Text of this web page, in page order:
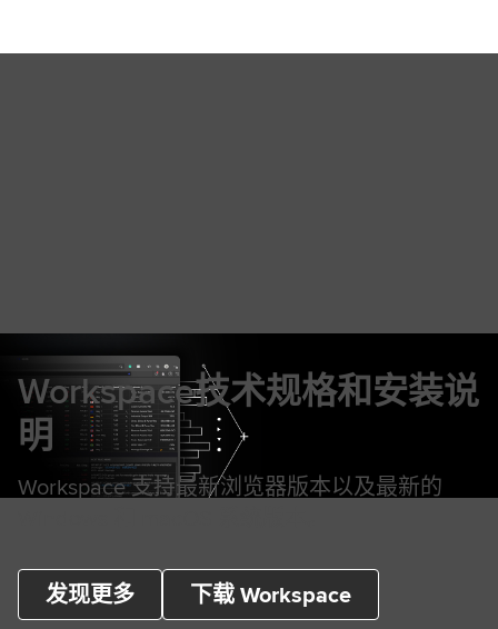
Workspace技术规格和安装说
明
Workspace 支持最新浏览器版本以及最新的
发现更多 下载 Workspace